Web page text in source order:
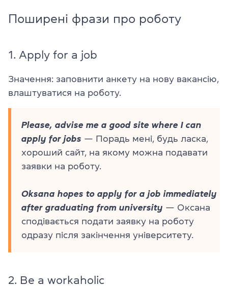
Поширені фрази про роботу
1. Apply for a job
Значення: заповнити анкету на нову вакансію,
влаштуватися на роботу.
Please, advise me a good site where I can
apply for jobs — Порадь мені, будь ласка,
хороший сайт, на якому можна подавати
заявки на роботу.
Oksana hopes to apply for a job immediately
after graduating from university — Оксана
сподівається подати заявку на роботу
одразу після закінчення університету.
2. Be a workaholic